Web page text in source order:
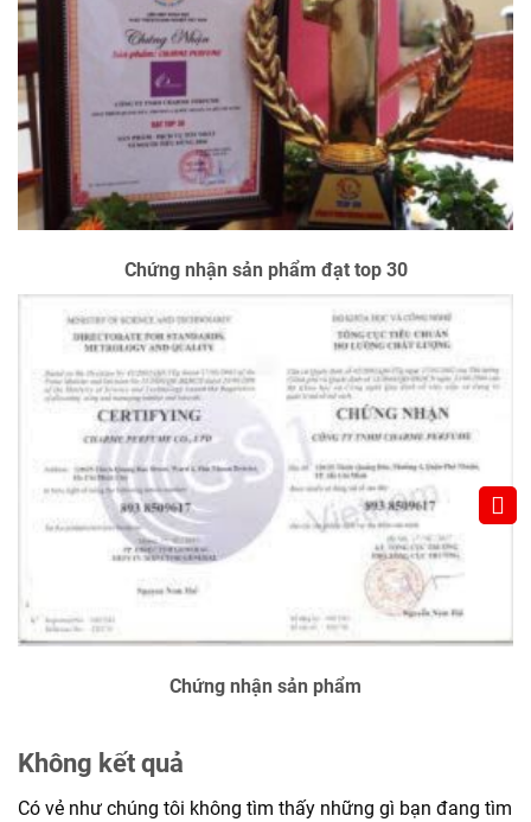
Chứng nhận sản phẩm đạt top 30
Chứng nhận sản phẩm
Không kết quả
Có vẻ như chúng tôi không tìm thấy những gì bạn đang tìm